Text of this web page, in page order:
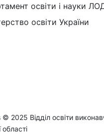
освіти і науки
освіти України
2025 Відділ освіти
області